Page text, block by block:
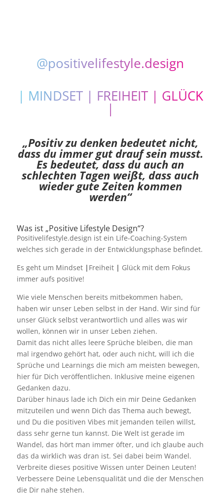
@positivelifestyle.design
| MINDSET | FREIHEIT | GLÜCK
|
„Positiv zu denken bedeutet nicht,
dass du immer gut drauf sein musst.
Es bedeutet, dass du auch an
schlechten Tagen weißt, dass auch
wieder gute Zeiten kommen
werden“
Was ist „Positive Lifestyle Design“?
Positivelifestyle.design ist ein Life-Coaching-System
welches sich gerade in der Entwicklungsphase befindet.
Es geht um Mindset | Freiheit | Glück mit dem Fokus
immer aufs positive!
Wie viele Menschen bereits mitbekommen haben,
haben wir unser Leben selbst in der Hand. Wir sind für
unser Glück selbst verantwortlich und alles was wir
wollen, können wir in unser Leben ziehen.
Damit das nicht alles leere Sprüche bleiben, die man
mal irgendwo gehört hat, oder auch nicht, will ich die
Sprüche und Learnings die mich am meisten bewegen,
hier für Dich veröffentlichen. Inklusive meine eigenen
Gedanken dazu.
Darüber hinaus lade ich Dich ein mir Deine Gedanken
mitzuteilen und wenn Dich das Thema auch bewegt,
und Du die positiven Vibes mit jemanden teilen willst,
dass sehr gerne tun kannst. Die Welt ist gerade im
Wandel, das hört man immer öfter, und ich glaube auch
das da wirklich was dran ist. Sei dabei beim Wandel.
Verbreite dieses positive Wissen unter Deinen Leuten!
Verbessere Deine Lebensqualität und die der Menschen
die Dir nahe stehen.